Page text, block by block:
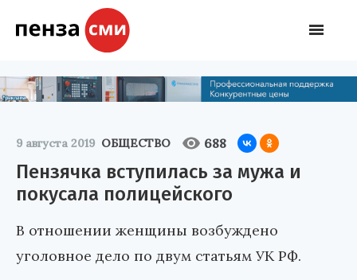
9 августа 2019 ОБЩЕСТВО 688
Пензячка вступилась за мужа и
покусала полицейского
В отношении женщины возбуждено
уголовное дело по двум статьям УК РФ.